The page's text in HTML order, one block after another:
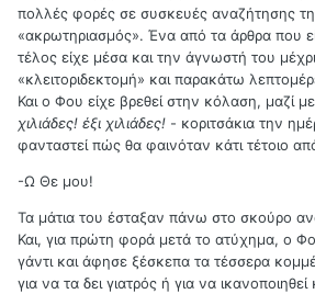
πολλές φορές σε συσκευές αναζήτησης
«ακρωτηριασμός». Ένα από τα άρθρα που
τέλος είχε μέσα και την άγνωστή του
«κλειτοριδεκτομή» και παρακάτω
Και ο Φου είχε βρεθεί στην κόλαση, μαζί με
χιλιάδες! έξι χιλιάδες! - κοριτσάκια την
φανταστεί πώς θα φαινόταν κάτι τέτοιο
-Ω Θε μου!
Τα μάτια του έσταξαν πάνω στο σκούρο
Και, για πρώτη φορά μετά το ατύχημα, ο
γάντι και άφησε ξέσκεπα τα τέσσερα
για να τα δει γιατρός ή για να